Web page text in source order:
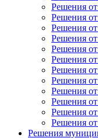
Решения
Решения
Решения
Решения
Решения
Решения
Решения
Решения
Решения
Решения
Решения
Решения
Решения